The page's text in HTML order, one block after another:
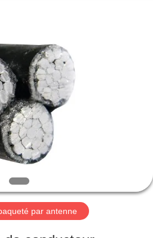
par antenne